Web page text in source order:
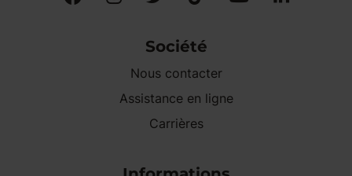
Société
Nous contacter
Assistance en ligne
Carrières